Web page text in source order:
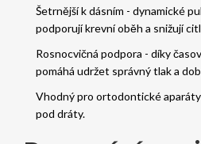
Šetrnější k dásním - dynamické
podporují krevní oběh a snižují
Rosnocvičná podpora - díky
pomáhá udržet správný tlak a
Vhodný pro ortodontické
pod dráty.